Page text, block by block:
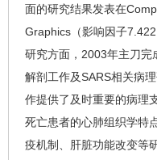
面的研究结果发表在
Graphics（影响因子
研究方面，2003年主刀完
解剖工作及SARS相关病
作提供了及时重要的病理
死亡患者的心肺组织学特
疫机制、肝脏功能改变等